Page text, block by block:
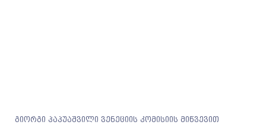
გიორგი პაპუაშვილი ვენეციის კომისიის მიწვევით